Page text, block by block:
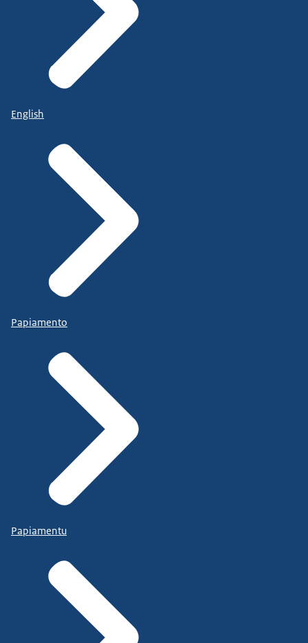
English
Papiamento
Papiamentu